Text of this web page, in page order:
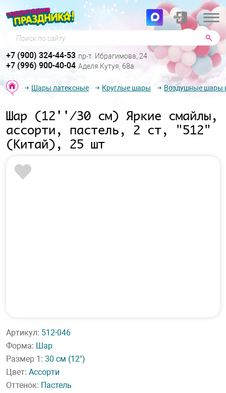
Поиск по сайту
+7 (900) 324-44-53 пр-т. Ибрагимова, 24
+7 (996) 900-40-04 Аделя Кутуя, 68а
Шары латексные Круглые шары Воздушные шары
Шар (12''/30 см) Яркие смайлы,
ассорти, пастель, 2 ст, "512"
(Китай), 25 шт
Артикул: 512-046
Форма: Шар
Размер 1: 30 см (12")
Цвет: Ассорти
Оттенок: Пастель